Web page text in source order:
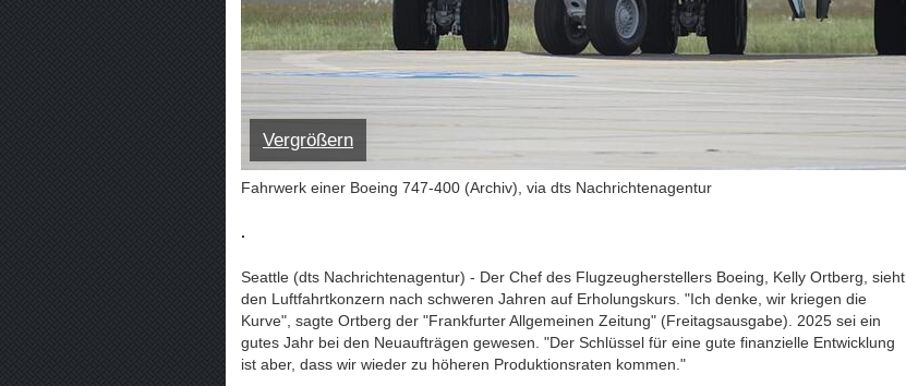
Vergrößern
Fahrwerk einer Boeing 747-400 (Archiv), via dts Nachrichtenagentur
.
Seattle (dts Nachrichtenagentur) - Der Chef des Flugzeugherstellers Boeing, Kelly Ortberg, sieht
den Luftfahrtkonzern nach schweren Jahren auf Erholungskurs. "Ich denke, wir kriegen die
Kurve", sagte Ortberg der "Frankfurter Allgemeinen Zeitung" (Freitagsausgabe). 2025 sei ein
gutes Jahr bei den Neuaufträgen gewesen. "Der Schlüssel für eine gute finanzielle Entwicklung
ist aber, dass wir wieder zu höheren Produktionsraten kommen."